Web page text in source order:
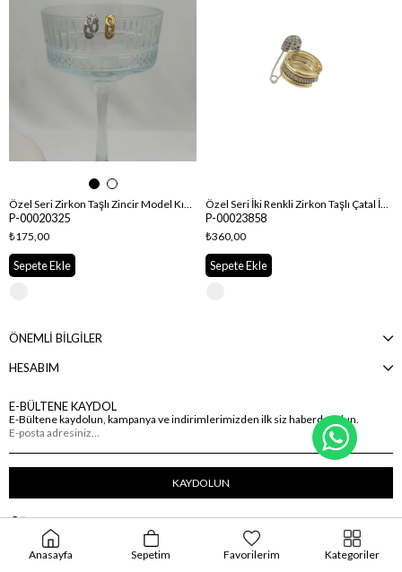
Özel Seri Zirkon Taşlı Zincir Model Kıkırdak Küpe
P-00020325
₺175,00
Sepete Ekle
Özel Seri İki Renkli Zirkon Taşlı Çatal İğne Kıkırdak Küpe
P-00023858
₺360,00
Sepete Ekle
ÖNEMLİ BİLGİLER
HESABIM
E-BÜLTENE KAYDOL
E-Bültene kaydolun, kampanya ve indirimlerimizden ilk siz haberdar olun.
KAYDOLUN
Anasayfa Sepetim Favorilerim Kategoriler